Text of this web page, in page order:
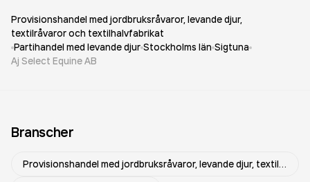
Provisionshandel med jordbruksråvaror, levande djur,
textilråvaror och textilhalvfabrikat
Partihandel med levande djur Stockholms län Sigtuna
Aj Select Equine AB
Branscher
Provisionshandel med jordbruksråvaror, levande djur, textilråvaror och textilhalvfabrikat